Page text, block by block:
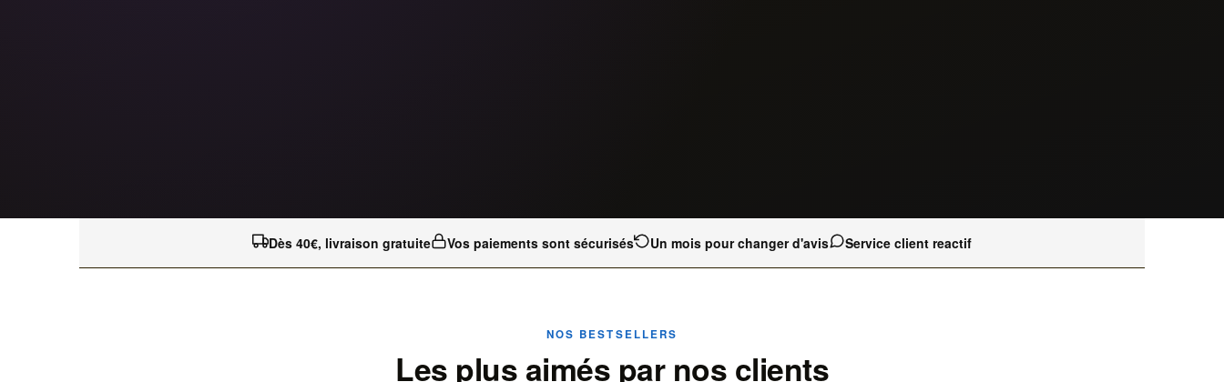
Dès 40€, livraison gratuite Vos paiements sont sécurisés Un mois pour changer d'avis Service client reactif
NOS BESTSELLERS
Les plus aimés par nos clients